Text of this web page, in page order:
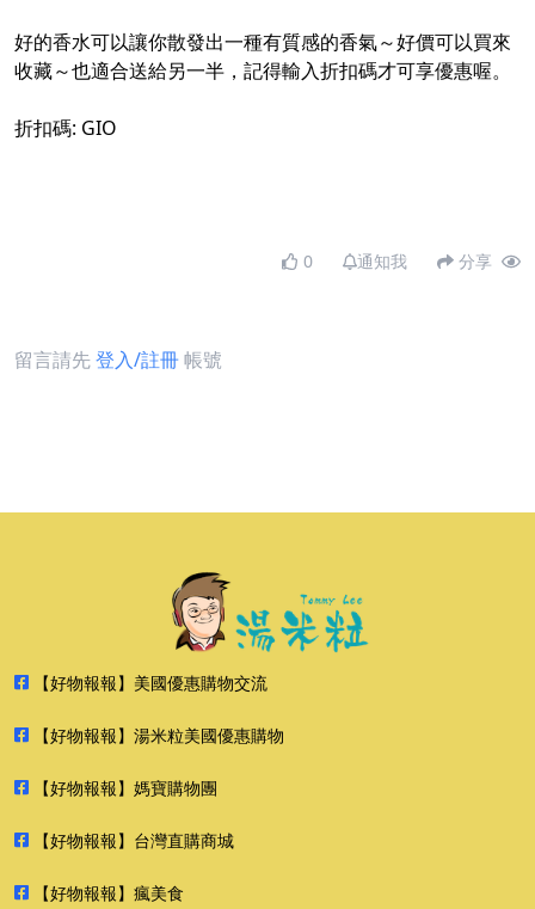
好的香水可以讓你散發出一種有質感的香氣～好價可以買來
收藏～也適合送給另一半，記得輸入折扣碼才可享優惠喔。
折扣碼: GIO
0 通知我 分享
留言請先登入/註冊帳號
【好物報報】美國優惠購物交流
【好物報報】湯米粒美國優惠購物
【好物報報】媽寶購物團
【好物報報】台灣直購商城
【好物報報】瘋美食